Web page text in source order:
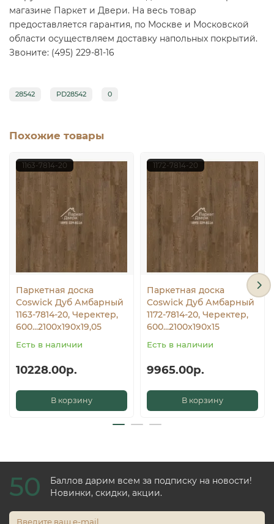
магазине Паркет и Двери. На весь товар
предоставляется гарантия, по Москве и Московской
области осуществляем доставку напольных покрытий.
Звоните: (495) 229-81-16
28542 PD28542 0
Похожие товары
1163-7814-20
Паркетная доска
Coswick Дуб Амбарный
1163-7814-20, Черектер,
600...2100x190x19,05
Есть в наличии
10228.00р.
В корзину
1172-7814-20
Паркетная доска
Coswick Дуб Амбарный
1172-7814-20, Черектер,
600...2100x190x15
Есть в наличии
9965.00р.
В корзину
50
Баллов дарим всем за подписку на новости!
Новинки, скидки, акции.